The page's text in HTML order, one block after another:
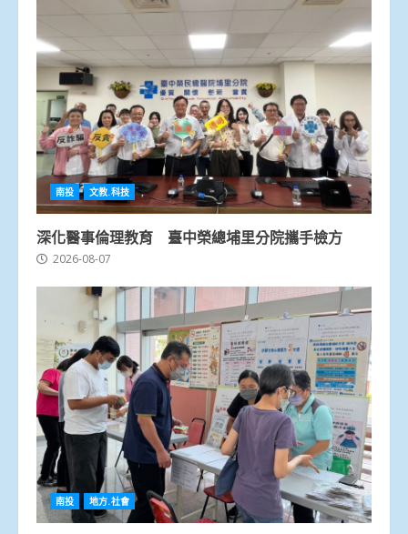
南投 文教.科技
深化醫事倫理教育 臺中榮總埔里分院攜手檢方
2026-08-07
南投 地方.社會